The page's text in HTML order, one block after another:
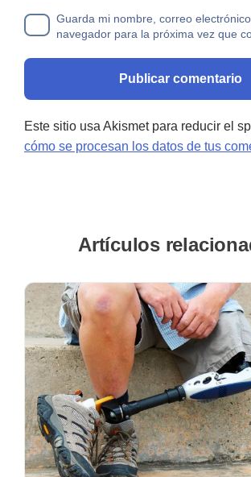
Guarda mi nombre, correo
navegador para la próxima vez que
Este sitio usa Akismet para reducir el
cómo se procesan los datos de tus
Artículos